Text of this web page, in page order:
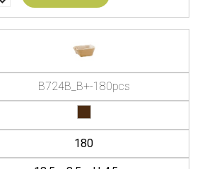
B724B_B+-180pcs
180